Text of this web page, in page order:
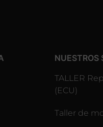
NUESTROS
TALLER
(ECU)
Taller de